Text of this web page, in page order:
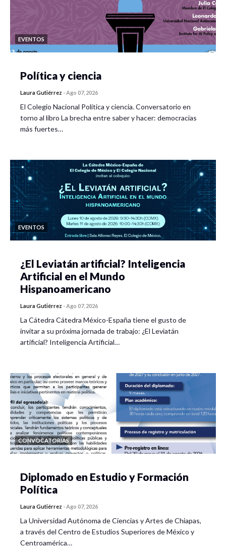
EVENTOS
Política y ciencia
Laura Gutiérrez - Ago 07, 2026
El Colegio Nacional Política y ciencia. Conversatorio en
torno al libro La brecha entre saber y hacer: democracias
más fuertes…
EVENTOS
¿El Leviatán artificial? Inteligencia
Artificial en el Mundo
Hispanoamericano
Laura Gutiérrez - Ago 07, 2026
La Cátedra Cátedra México-España tiene el gusto de
invitar a su próxima jornada de trabajo: ¿El Leviatán
artificial? Inteligencia Artificial…
CONVOCATORIAS
Diplomado en Estudio y Formación
Política
Laura Gutiérrez - Ago 07, 2026
La Universidad Autónoma de Ciencias y Artes de Chiapas,
a través del Centro de Estudios Superiores de México y
Centroamérica…